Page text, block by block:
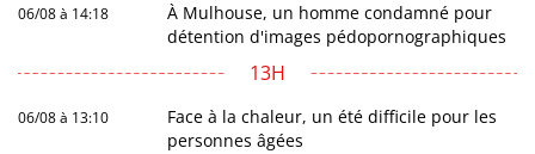
06/08 à 14:18
À Mulhouse, un homme condamné pour
détention d'images pédopornographiques
13H
06/08 à 13:10
Face à la chaleur, un été difficile pour les
personnes âgées